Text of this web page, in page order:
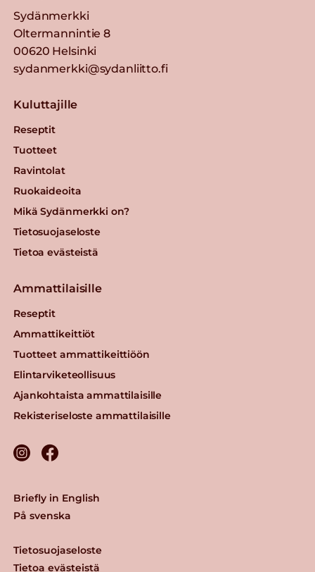
Sydänmerkki
Oltermannintie 8
00620 Helsinki
sydanmerkki@sydanliitto.fi
Kuluttajille
Reseptit
Tuotteet
Ravintolat
Ruokaideoita
Mikä Sydänmerkki on?
Tietosuojaseloste
Tietoa evästeistä
Ammattilaisille
Reseptit
Ammattikeittiöt
Tuotteet ammattikeittiöön
Elintarviketeollisuus
Ajankohtaista ammattilaisille
Rekisteriseloste ammattilaisille
Tietosuojaseloste
Tietoa evästeistä
Briefly in English
På svenska